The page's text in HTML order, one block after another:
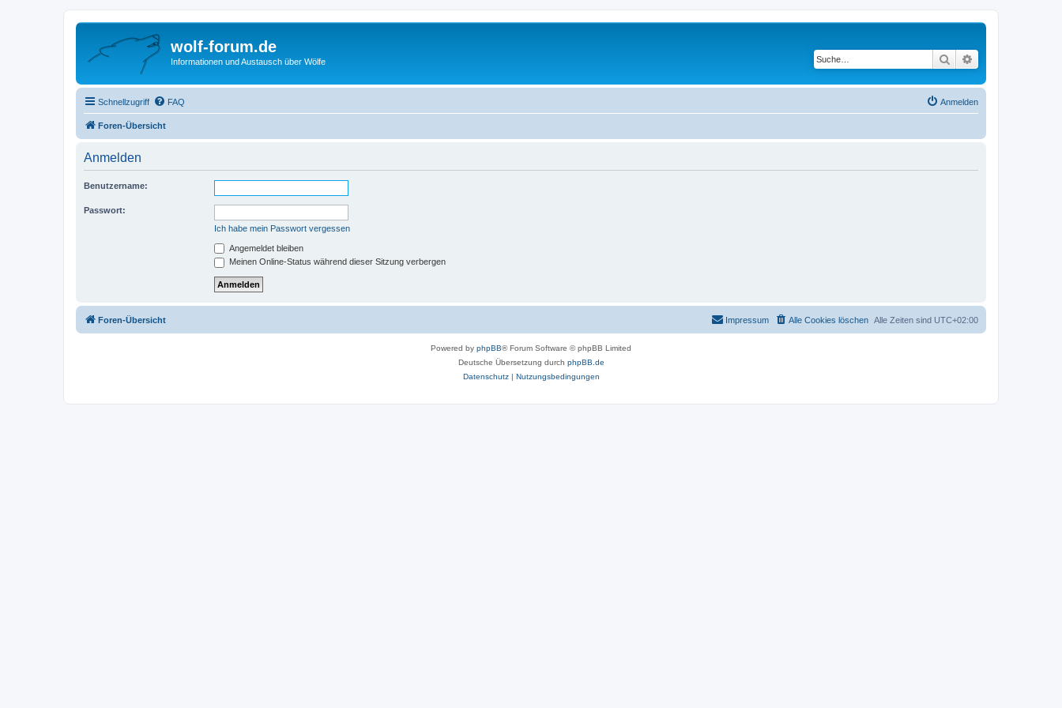
wolf-forum.de
Informationen und Austausch über Wölfe Suche
Schnellzugriff FAQ Anmelden
Foren-Übersicht
Anmelden
Benutzername:
Passwort:
Ich habe mein Passwort vergessen
Angemeldet bleiben
Meinen Online-Status während dieser Sitzung verbergen
Foren-Übersicht Alle Zeiten sind UTC+02:00
Alle Cookies löschen
Impressum
Powered by phpBB® Forum Software © phpBB Limited
Deutsche Übersetzung durch phpBB.de
Datenschutz| Nutzungsbedingungen